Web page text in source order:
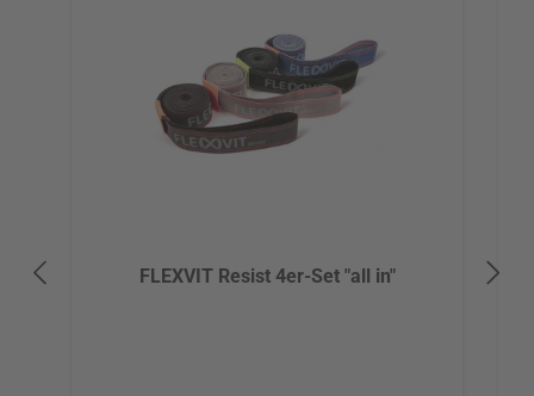
FLEXVIT Resist 4er-Set "all in"